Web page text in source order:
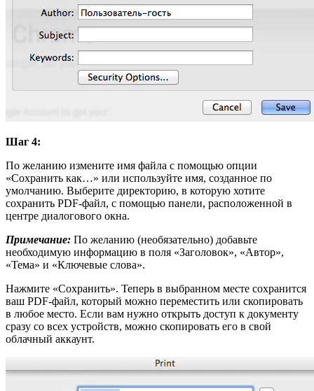
Шаг 4:
По желанию измените имя файла с помощью опции
«Сохранить как…» или используйте имя, созданное по
умолчанию. Выберите директорию, в которую хотите
сохранить PDF-файл, с помощью панели, расположенной в
центре диалогового окна.
Примечание: По желанию (необязательно) добавьте
необходимую информацию в поля «Заголовок», «Автор»,
«Тема» и «Ключевые слова».
Нажмите «Сохранить». Теперь в выбранном месте сохранится
ваш PDF-файл, который можно переместить или скопировать
в любое место. Если вам нужно открыть доступ к документу
сразу со всех устройств, можно скопировать его в свой
облачный аккаунт.